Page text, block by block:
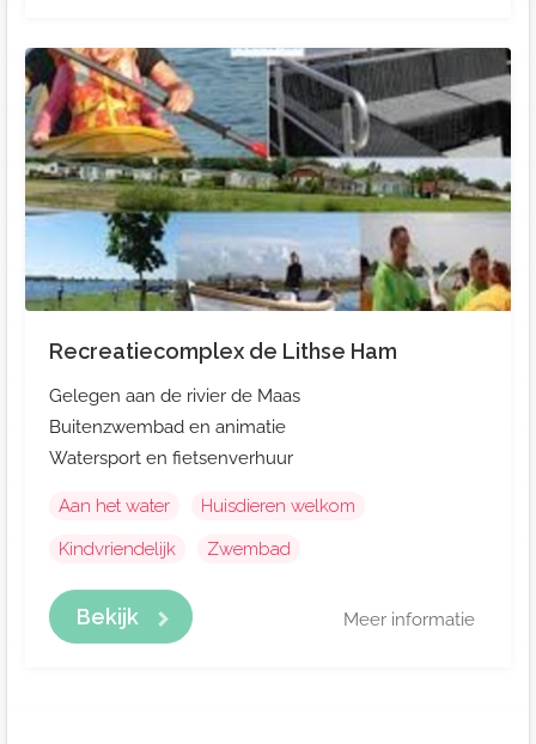
Recreatiecomplex de Lithse Ham
Gelegen aan de rivier de Maas
Buitenzwembad en animatie
Watersport en fietsenverhuur
Aan het water
Huisdieren welkom
Kindvriendelijk
Zwembad
Bekijk Meer informatie